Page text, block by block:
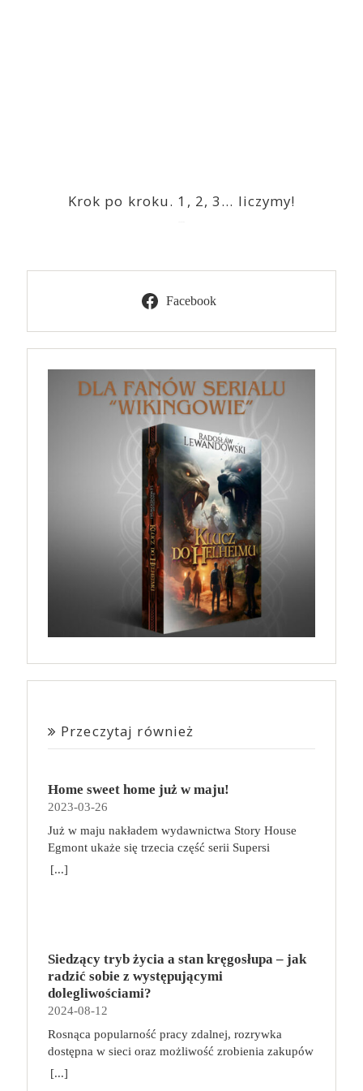
Krok po kroku. 1, 2, 3… liczymy!
Facebook
Przeczytaj również
Home sweet home już w maju!
2023-03-26
Już w maju nakładem wydawnictwa Story House
Egmont ukaże się trzecia część serii Supersi
scenarzysty Frederic Maupome. Ten tom nosi tytuł
przed odkryciem, kim są. W tej serii autorzy
podejmują takie tematy, jak poszukiwanie
tożsamości, rodziny, samotności i odmienności pod
przykrywką opowieści o superbohaterach. W
trzecim tomie rodzeństwo znalazło się w policyjnym
potrzasku. Dzieci są ścigane, dlatego będą musiały
opuścić swój dom i znaleźć nowe schronienie…
[...]
Siedzący tryb życia a stan kręgosłupa – jak
radzić sobie z występującymi
dolegliwościami?
2024-08-12
Rosnąca popularność pracy zdalnej, rozrywka
dostępna w sieci oraz możliwość zrobienia zakupów
online sprawiają, że zmniejsza się nasza aktywność
[...]